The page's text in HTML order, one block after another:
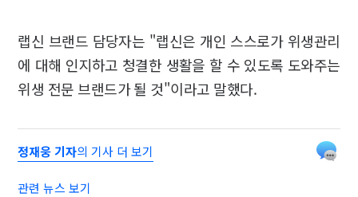
랩신 브랜드 담당자는 "랩신은 개인 스스로가 위생관리
에 대해 인지하고 청결한 생활을 할 수 있도록 도와주는
위생 전문 브랜드가 될 것"이라고 말했다.
정재웅 기자의 기사 더 보기
관련 뉴스 보기